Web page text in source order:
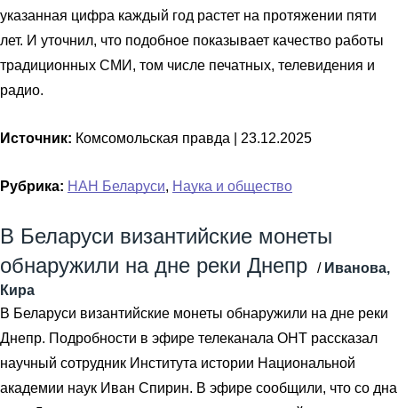
указанная цифра каждый год растет на протяжении пяти
лет. И уточнил, что подобное показывает качество работы
традиционных СМИ, том числе печатных, телевидения и
радио.
Источник: Комсомольская правда | 23.12.2025
Рубрика: НАН Беларуси, Наука и общество
В Беларуси византийские монеты
обнаружили на дне реки Днепр
/ Иванова,
Кира
В Беларуси византийские монеты обнаружили на дне реки
Днепр. Подробности в эфире телеканала ОНТ рассказал
научный сотрудник Института истории Национальной
академии наук Иван Спирин. В эфире сообщили, что со дна